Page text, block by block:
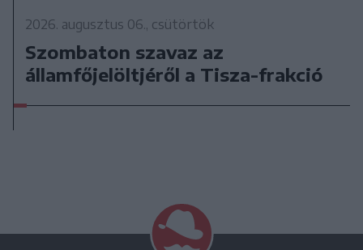
2026. augusztus 06., csütörtök
Szombaton szavaz az
államfőjelöltjéről a Tisza-frakció